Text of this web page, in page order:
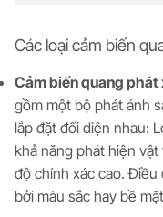
Các loại cảm biến
Cảm biến quang
gồm một bộ phát ánh
lắp đặt đối diện nhau:
khả năng phát hiện
độ chính xác cao.
bởi màu sắc hay bề